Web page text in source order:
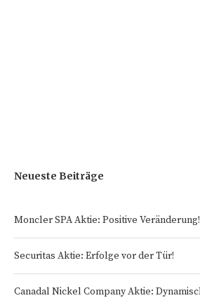
Neueste Beiträge
Moncler SPA Aktie: Positive Veränderung!
Securitas Aktie: Erfolge vor der Tür!
Canadal Nickel Company Aktie: